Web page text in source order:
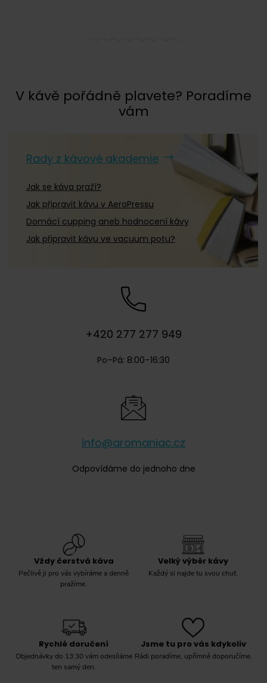
V kávě pořádně plavete? Poradíme
vám
Rady z kávové akademie
Jak se káva praží?
Jak připravit kávu v AeroPressu
Domácí cupping aneb hodnocení kávy
Jak připravit kávu ve vacuum potu?
+420 277 277 949
Po–Pá: 8:00–16:30
info@aromaniac.cz
Odpovídáme do jednoho dne
Vždy čerstvá káva
Pečlivě ji pro vás vybíráme a denně
pražíme.
Velký výběr kávy
Každý si najde tu svou chuť.
Rychlé doručení
Objednávky do 13:30 vám odesíláme
ten samý den.
Jsme tu pro vás kdykoliv
Rádi poradíme, upřímně doporučíme.